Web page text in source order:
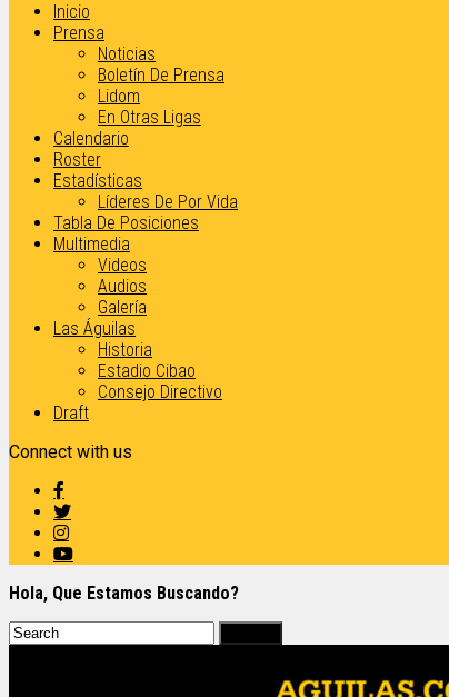
Inicio
Prensa
Noticias
Boletín De Prensa
Lidom
En Otras Ligas
Calendario
Roster
Estadísticas
Líderes De Por Vida
Tabla De Posiciones
Multimedia
Videos
Audios
Galería
Las Águilas
Historia
Estadio Cibao
Consejo Directivo
Draft
Connect with us
Hola, Que Estamos Buscando?